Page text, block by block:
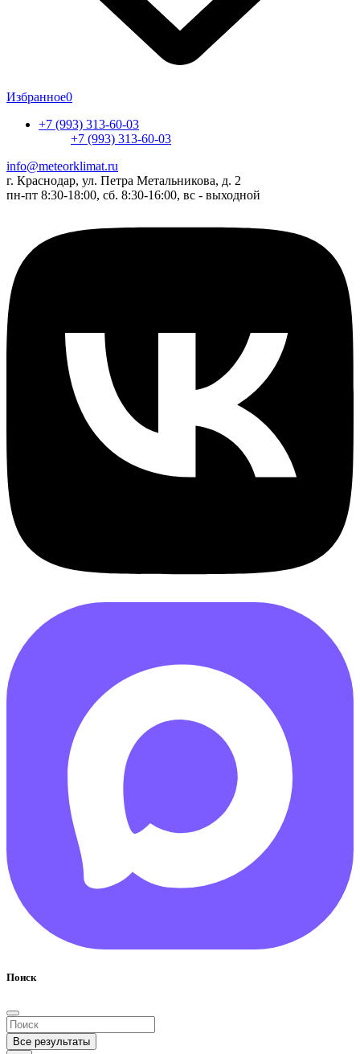
Избранное0
+7 (993) 313-60-03
+7 (993) 313-60-03
info@meteorklimat.ru
г. Краснодар, ул. Петра Метальникова, д. 2
пн-пт 8:30-18:00, сб. 8:30-16:00, вс - выходной
Поиск
Все результаты